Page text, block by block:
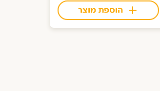
הוספת מוצר